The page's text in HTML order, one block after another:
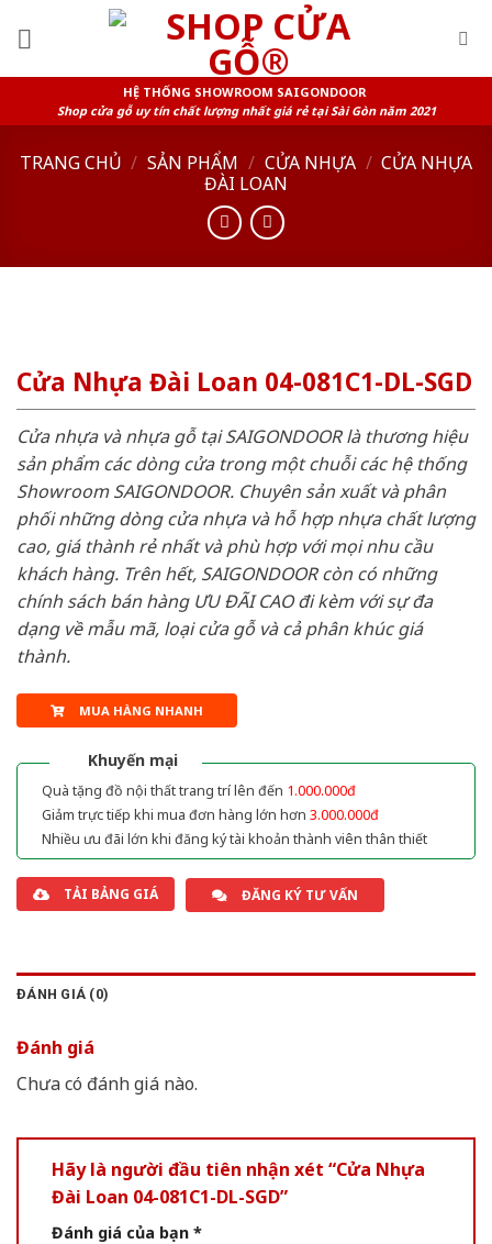
HỆ THỐNG SHOWROOM SAIGONDOOR
Shop cửa gỗ uy tín chất lượng nhất giá rẻ tại Sài Gòn năm 2021
TRANG CHỦ / SẢN PHẨM / CỬA NHỰA / CỬA NHỰA
ĐÀI LOAN
Cửa Nhựa Đài Loan 04-081C1-DL-SGD
Cửa nhựa và nhựa gỗ tại SAIGONDOOR là thương hiệu
sản phẩm các dòng cửa trong một chuỗi các hệ thống
Showroom SAIGONDOOR. Chuyên sản xuất và phân
phối những dòng cửa nhựa và hỗ hợp nhựa chất lượng
cao, giá thành rẻ nhất và phù hợp với mọi nhu cầu
khách hàng. Trên hết, SAIGONDOOR còn có những
chính sách bán hàng ƯU ĐÃI CAO đi kèm với sự đa
dạng về mẫu mã, loại cửa gỗ và cả phân khúc giá
thành.
MUA HÀNG NHANH
Khuyến mại
Quà tặng đồ nội thất trang trí lên đến 1.000.000đ
Giảm trực tiếp khi mua đơn hàng lớn hơn 3.000.000đ
Nhiều ưu đãi lớn khi đăng ký tài khoản thành viên thân thiết
TẢI BẢNG GIÁ ĐĂNG KÝ TƯ VẤN
ĐÁNH GIÁ (0)
Đánh giá
Chưa có đánh giá nào.
Hãy là người đầu tiên nhận xét “Cửa Nhựa
Đài Loan 04-081C1-DL-SGD”
Đánh giá của bạn *